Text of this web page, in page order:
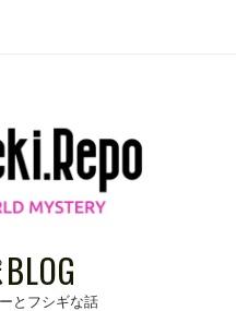
とフシギな話